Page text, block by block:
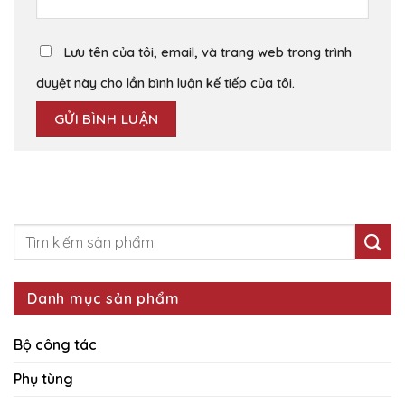
Danh mục sản phẩm
Bộ công tác
Phụ tùng
Lưu tên của tôi, email, và trang web trong trình
duyệt này cho lần bình luận kế tiếp của tôi.